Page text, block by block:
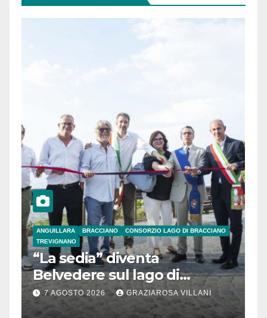
ANGUILLARA BRACCIANO
CONSORZIO LAGO DI BRACCIANO
TREVIGNANO
“La sedia” diventa
Belvedere sul lago di
Bracciano: ieri
l’inaugurazione
7 AGOSTO 2026 GRAZIAROSA VILLANI